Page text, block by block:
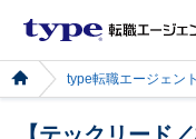
type転職エージェン